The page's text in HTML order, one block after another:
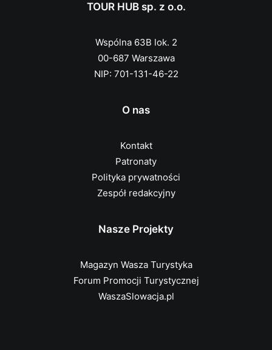
TOUR HUB sp. z o.o.
Wspólna 63B lok. 2
00-687 Warszawa
NIP: 701-131-46-22
O nas
Kontakt
Patronaty
Polityka prywatności
Zespół redakcyjny
Nasze Projekty
Magazyn Wasza Turystyka
Forum Promocji Turystycznej
WaszaSlowacja.pl